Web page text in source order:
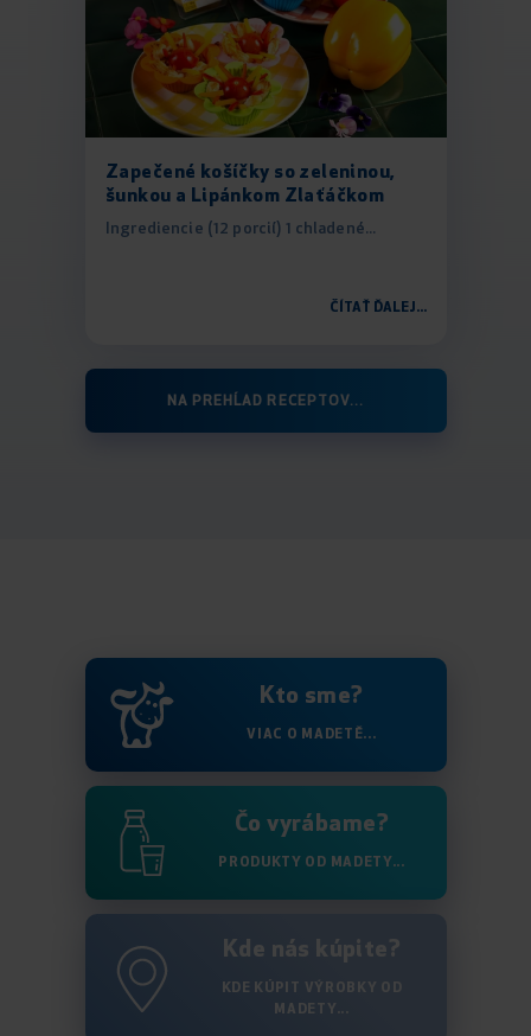
Zapečené košíčky so zeleninou,
šunkou a Lipánkom Zlaťáčkom
Ingrediencie (12 porcií) 1 chladené...
ČÍTAŤ ĎALEJ...
NA PREHĹAD RECEPTOV...
Kto sme?
VIAC O MADETĚ...
Čo vyrábame?
PRODUKTY OD MADETY...
Kde nás kúpite?
KDE KÚPIT VÝROBKY OD
MADETY...